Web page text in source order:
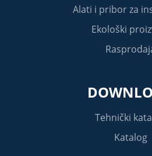
Alati i pribor za
Ekološki
Tehnički
Katalog